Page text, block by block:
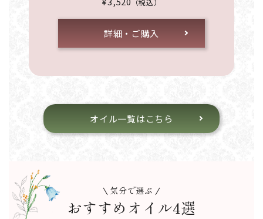
詳細・ご購入
オイル一覧はこちら
気分で選ぶ
おすすめオイル4選